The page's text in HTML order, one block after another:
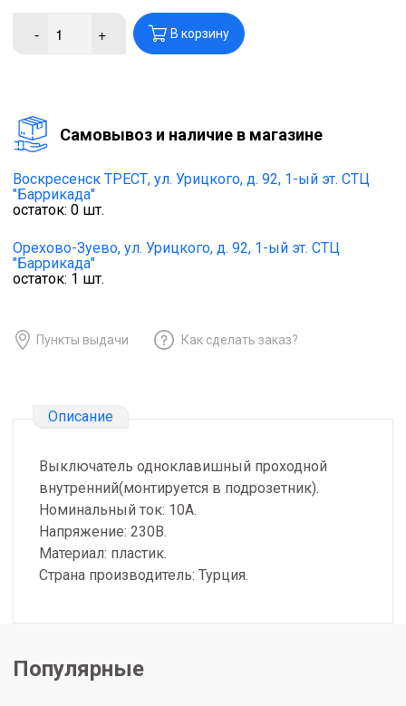
- + В корзину
Cамовывоз и наличие в магазине
Воскресенск ТРЕСТ, ул. Урицкого, д. 92, 1-ый эт. СТЦ
"Баррикада"
остаток: 0 шт.
Орехово-Зуево, ул. Урицкого, д. 92, 1-ый эт. СТЦ
"Баррикада"
остаток: 1 шт.
Пункты выдачи Как сделать заказ?
Описание
Выключатель одноклавишный проходной
внутренний(монтируется в подрозетник).
Номинальный ток: 10А.
Напряжение: 230В.
Материал: пластик.
Страна производитель: Турция.
Популярные